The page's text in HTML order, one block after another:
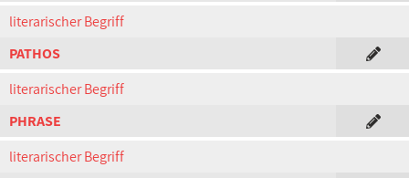
literarischer Begriff
PATHOS
literarischer Begriff
PHRASE
literarischer Begriff